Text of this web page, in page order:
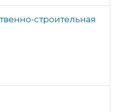
строительная